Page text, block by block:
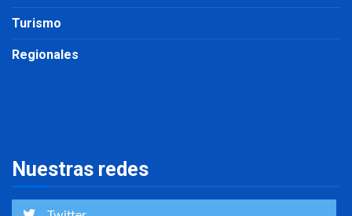
Turismo
Regionales
Nuestras redes